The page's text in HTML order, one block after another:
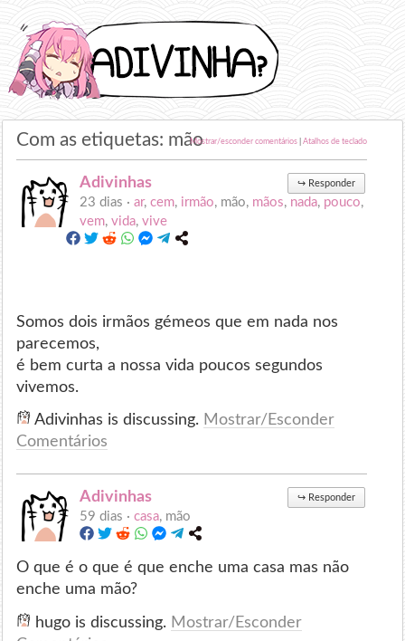
Com as etiquetas: mãoMostrar/esconder comentários| Atalhos de teclado
Adivinhas ↪ Responder
23 dias ·ar,cem, irmão, mão, mãos, nada, pouco,
vem,vida,vive
Somos dois irmãos gémeos que em nada nos
parecemos,
é bem curta a nossa vida poucos segundos
vivemos.
Adivinhas is discussing. Mostrar/Esconder
Comentários
Adivinhas ↪ Responder
59 dias ·casa, mão
O que é o que é que enche uma casa mas não
enche uma mão?
hugo is discussing. Mostrar/Esconder